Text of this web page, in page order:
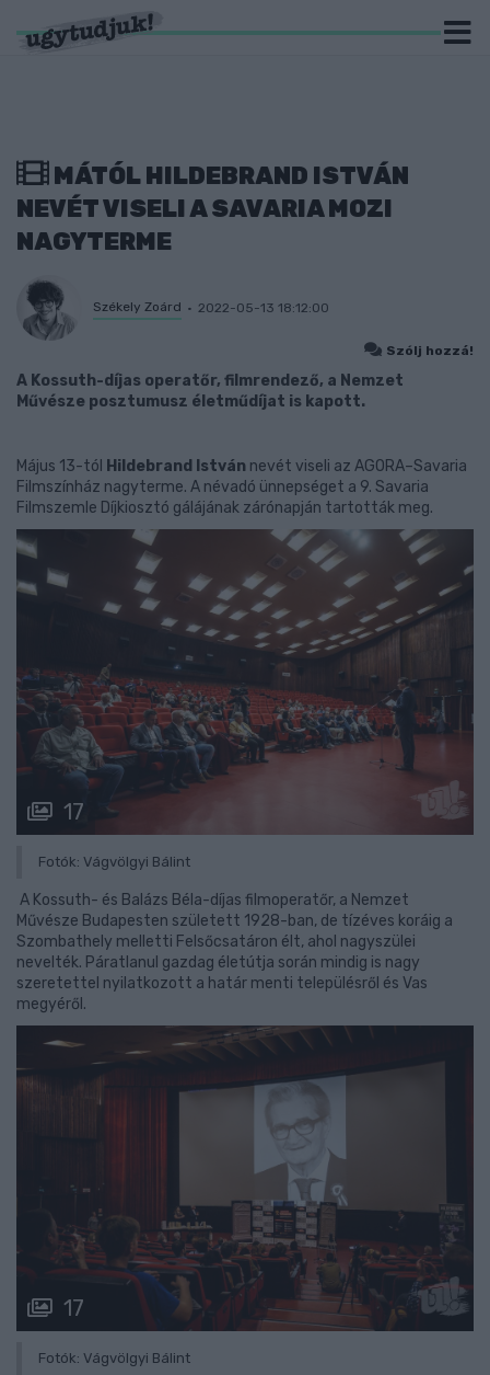
MÁTÓL HILDEBRAND ISTVÁN
NEVÉT VISELI A SAVARIA MOZI
NAGYTERME
Székely Zoárd 2022-05-13 18:12:00
Szólj hozzá!
A Kossuth-díjas operatőr, filmrendező, a Nemzet
Művésze posztumusz életműdíjat is kapott.
Május 13-tól Hildebrand István nevét viseli az AGORA–Savaria
Filmszínház nagyterme. A névadó ünnepséget a 9. Savaria
Filmszemle Díjkiosztó gálájának zárónapján tartották meg.
17
Fotók: Vágvölgyi Bálint
A Kossuth- és Balázs Béla-díjas filmoperatőr, a Nemzet
Művésze Budapesten született 1928-ban, de tízéves koráig a
Szombathely melletti Felsőcsatáron élt, ahol nagyszülei
nevelték. Páratlanul gazdag életútja során mindig is nagy
szeretettel nyilatkozott a határ menti településről és Vas
megyéről.
17
Fotók: Vágvölgyi Bálint